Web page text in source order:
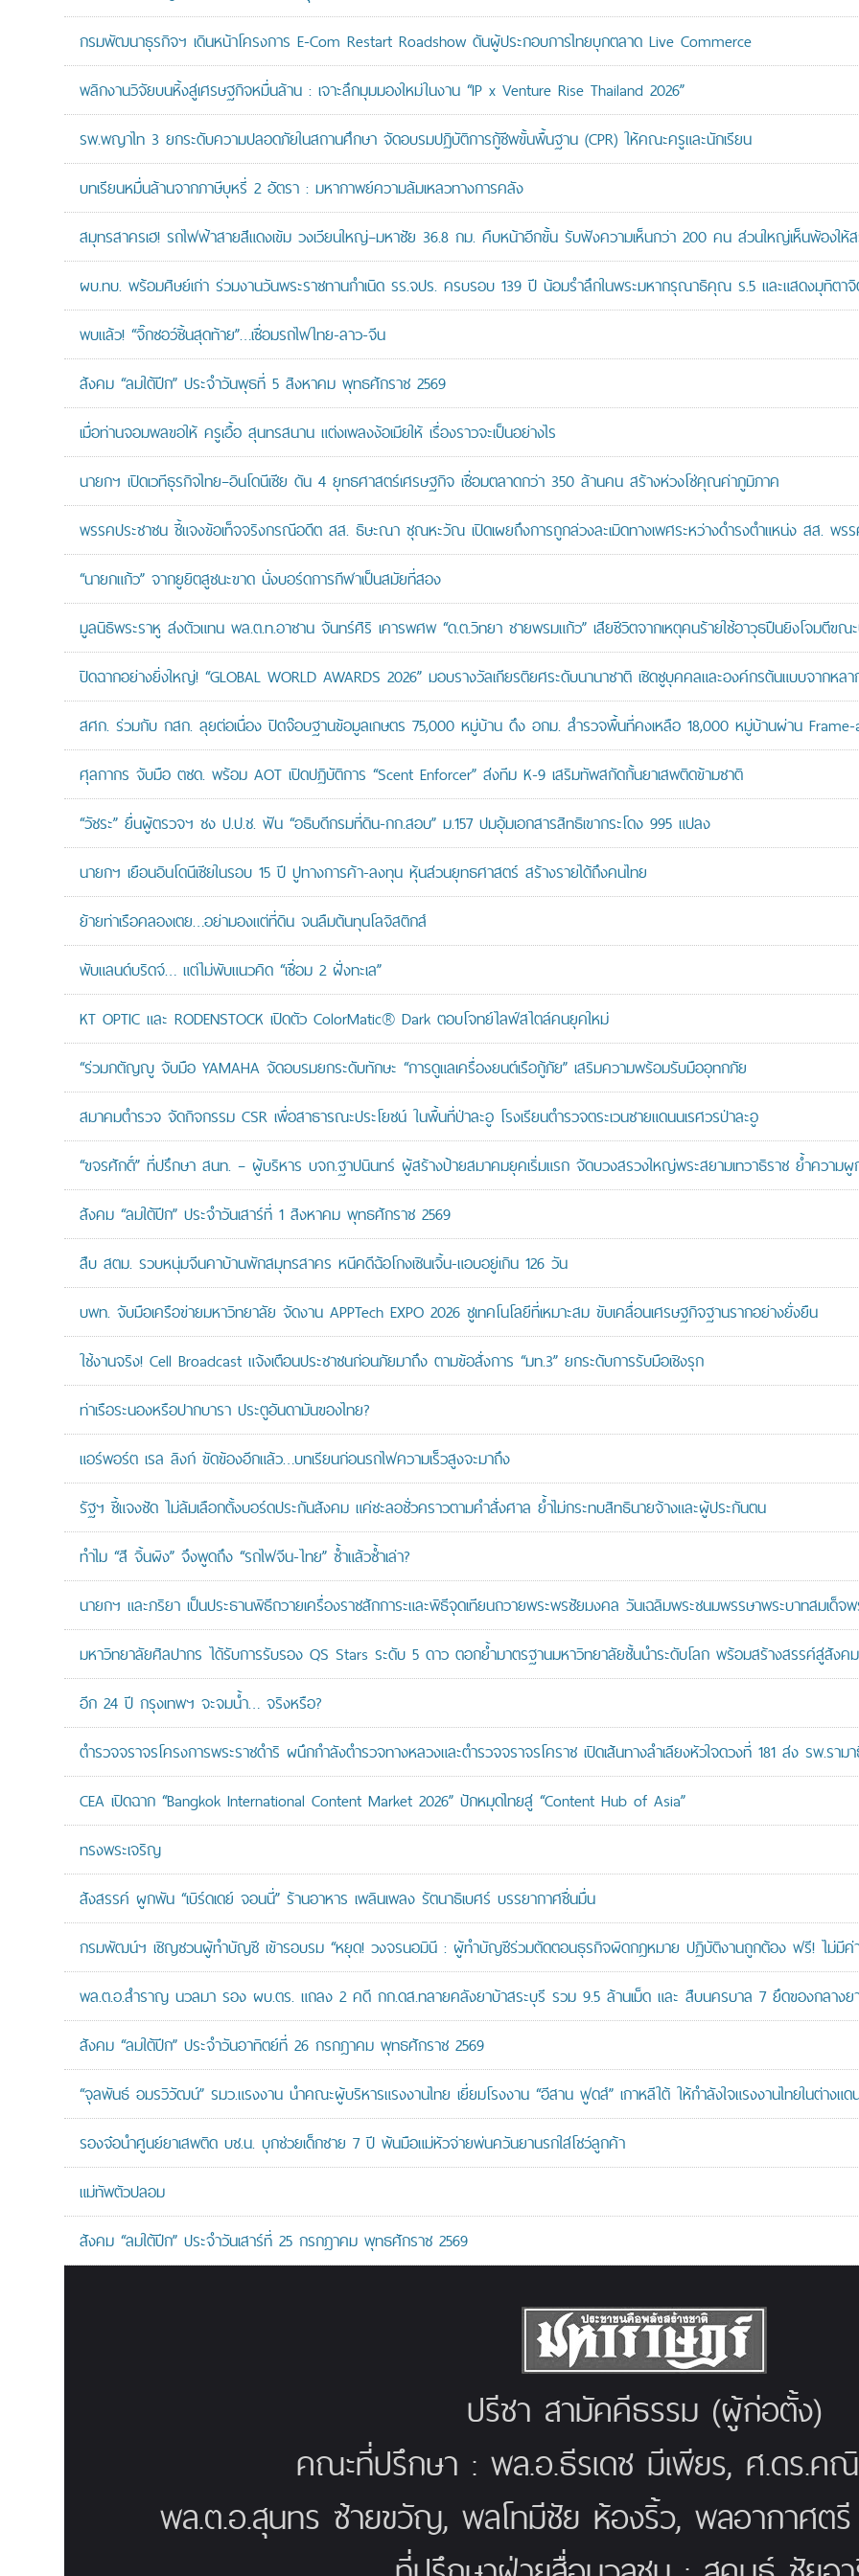
กรมพัฒนาธุรกิจฯ เดินหน้าโครงการ E-Com Restart Roadshow ดันผู้ประกอบการไทยบุกตลาด Live Commerce
พลิกงานวิจัยบนหิ้งสู่เศรษฐกิจหมื่นล้าน : เจาะลึกมุมมองใหม่ในงาน “IP x Venture Rise Thailand 2026”
รพ.พญาไท 3 ยกระดับความปลอดภัยในสถานศึกษา จัดอบรมปฏิบัติการกู้ชีพขั้นพื้นฐาน (CPR) ให้คณะครูและนักเรียน
บทเรียนหมื่นล้านจากภาษีบุหรี่ 2 อัตรา : มหากาพย์ความล้มเหลวทางการคลัง
สมุทรสาครเฮ! รถไฟฟ้าสายสีแดงเข้ม วงเวียนใหญ่–มหาชัย 36.8 กม. คืบหน้าอีกขั้น รับฟังความเห็นกว่า 200 คน ส่วนใหญ่เห็นพ้องให้
ผบ.ทบ. พร้อมศิษย์เก่า ร่วมงานวันพระราชทานกำเนิด รร.จปร. ครบรอบ 139 ปี น้อมรำลึกในพระมหากรุณาธิคุณ ร.5 และแสดงมุทิตา
พบแล้ว! “จิ๊กซอว์ชิ้นสุดท้าย”…เชื่อมรถไฟไทย-ลาว-จีน
สังคม “ลมใต้ปีก” ประจำวันพุธที่ 5 สิงหาคม พุทธศักราช 2569
เมื่อท่านจอมพลขอให้ ครูเอื้อ สุนทรสนาน แต่งเพลงง้อเมียให้ เรื่องราวจะเป็นอย่างไร
นายกฯ เปิดเวทีธุรกิจไทย–อินโดนีเซีย ดัน 4 ยุทธศาสตร์เศรษฐกิจ เชื่อมตลาดกว่า 350 ล้านคน สร้างห่วงโซ่คุณค่าภูมิภาค
พรรคประชาชน ชี้แจงข้อเท็จจริงกรณีอดีต สส. ธิษะณา ชุณหะวัณ เปิดเผยถึงการถูกล่วงละเมิดทางเพศระหว่างดำรงตำแหน่ง สส. พรร
“นายกแก้ว” จากยูยิตสูชนะขาด นั่งบอร์ดการกีฬาเป็นสมัยที่สอง
มูลนิธิพระราหู ส่งตัวแทน พล.ต.ท.อาชาน จันทร์ศิริ เคารพศพ “ด.ต.วิทยา ชายพรมแก้ว” เสียชีวิตจากเหตุคนร้ายใช้อาวุธปืนยิงโจมตีขณ
ปิดฉากอย่างยิ่งใหญ่! “GLOBAL WORLD AWARDS 2026” มอบรางวัลเกียรติยศระดับนานาชาติ เชิดชูบุคคลและองค์กรต้นแบบจากหล
สศก. ร่วมกับ กสก. ลุยต่อเนื่อง ปิดจ๊อบฐานข้อมูลเกษตร 75,000 หมู่บ้าน ดึง อกม. สำรวจพื้นที่คงเหลือ 18,000 หมู่บ้านผ่าน
ศุลกากร จับมือ ตชด. พร้อม AOT เปิดปฏิบัติการ “Scent Enforcer” ส่งทีม K-9 เสริมทัพสกัดกั้นยาเสพติดข้ามชาติ
“วัชระ” ยื่นผู้ตรวจฯ ชง ป.ป.ช. ฟัน “อธิบดีกรมที่ดิน-กก.สอบ” ม.157 ปมอุ้มเอกสารสิทธิเขากระโดง 995 แปลง
นายกฯ เยือนอินโดนีเซียในรอบ 15 ปี ปูทางการค้า-ลงทุน หุ้นส่วนยุทธศาสตร์ สร้างรายได้ถึงคนไทย
ย้ายท่าเรือคลองเตย…อย่ามองแต่ที่ดิน จนลืมต้นทุนโลจิสติกส์
พับแลนด์บริดจ์… แต่ไม่พับแนวคิด “เชื่อม 2 ฝั่งทะเล”
KT OPTIC และ RODENSTOCK เปิดตัว ColorMatic® Dark ตอบโจทย์ไลฟ์สไตล์คนยุคใหม่
“ร่วมกตัญญู จับมือ YAMAHA จัดอบรมยกระดับทักษะ “การดูแลเครื่องยนต์เรือกู้ภัย” เสริมความพร้อมรับมืออุทกภัย
สมาคมตำรวจ จัดกิจกรรม CSR เพื่อสาธารณะประโยชน์ ในพื้นที่ป่าละอู โรงเรียนตำรวจตระเวนชายแดนนเรศวรป่าละอู
“ขจรศักดิ์” ที่ปรึกษา สนท. – ผู้บริหาร บจก.ฐาปนินทร์ ผู้สร้างป้ายสมาคมยุคเริ่มแรก จัดบวงสรวงใหญ่พระสยามเทวาธิราช ย้ำความ
สังคม “ลมใต้ปีก” ประจำวันเสาร์ที่ 1 สิงหาคม พุทธศักราช 2569
สืบ สตม. รวบหนุ่มจีนคาบ้านพักสมุทรสาคร หนีคดีฉ้อโกงเซินเจิ้น-แอบอยู่เกิน 126 วัน
บพท. จับมือเครือข่ายมหาวิทยาลัย จัดงาน APPTech EXPO 2026 ชูเทคโนโลยีที่เหมาะสม ขับเคลื่อนเศรษฐกิจฐานรากอย่างยั่งยืน
ใช้งานจริง! Cell Broadcast แจ้งเตือนประชาชนก่อนภัยมาถึง ตามข้อสั่งการ “มท.3” ยกระดับการรับมือเชิงรุก
ท่าเรือระนองหรือปากบารา ประตูอันดามันของไทย?
แอร์พอร์ต เรล ลิงก์ ขัดข้องอีกแล้ว…บทเรียนก่อนรถไฟความเร็วสูงจะมาถึง
รัฐฯ ชี้แจงชัด ไม่ล้มเลือกตั้งบอร์ดประกันสังคม แค่ชะลอชั่วคราวตามคำสั่งศาล ย้ำไม่กระทบสิทธินายจ้างและผู้ประกันตน
ทำไม “สี จิ้นผิง” จึงพูดถึง “รถไฟจีน-ไทย” ซ้ำแล้วซ้ำเล่า?
นายกฯ และภริยา เป็นประธานพิธีถวายเครื่องราชสักการะและพิธีจุดเทียนถวายพระพรชัยมงคล วันเฉลิมพระชนมพรรษาพระบาทสมเด็จพ
มหาวิทยาลัยศิลปากร ได้รับการรับรอง QS Stars ระดับ 5 ดาว ตอกย้ำมาตรฐานมหาวิทยาลัยชั้นนำระดับโลก พร้อมสร้างสรรค์สู่สังค
อีก 24 ปี กรุงเทพฯ จะจมน้ำ… จริงหรือ?
ตำรวจจราจรโครงการพระราชดำริ ผนึกกำลังตำรวจทางหลวงและตำรวจจราจรโคราช เปิดเส้นทางลำเลียงหัวใจดวงที่ 181 ส่ง รพ.ราม
CEA เปิดฉาก “Bangkok International Content Market 2026” ปักหมุดไทยสู่ “Content Hub of Asia”
ทรงพระเจริญ
สังสรรค์ ผูกพัน “เบิร์ดเดย์ จอนนี่” ร้านอาหาร เพลินเพลง รัตนาธิเบศร์ บรรยากาศชื่นมื่น
กรมพัฒน์ฯ เชิญชวนผู้ทำบัญชี เข้ารอบรม “หยุด! วงจรนอมินี : ผู้ทำบัญชีร่วมตัดตอนธุรกิจผิดกฎหมาย ปฏิบัติงานถูกต้อง ฟรี! ไม่มีค่า
พล.ต.อ.สำราญ นวลมา รอง ผบ.ตร. แถลง 2 คดี กก.ดส.ทลายคลังยาบ้าสระบุรี รวม 9.5 ล้านเม็ด และ สืบนครบาล 7 ยึดของกลางย
สังคม “ลมใต้ปีก” ประจำวันอาทิตย์ที่ 26 กรกฎาคม พุทธศักราช 2569
“จุลพันธ์ อมรวิวัฒน์” รมว.แรงงาน นำคณะผู้บริหารแรงงานไทย เยี่ยมโรงงาน “อีสาน ฟูดส์” เกาหลีใต้ ให้กำลังใจแรงงานไทยในต่างแด
รองจ๋อนำศูนย์ยาเสพติด บช.น. บุกช่วยเด็กชาย 7 ปี พ้นมือแม่หัวจ่ายพ่นควันยานรกใส่โชว์ลูกค้า
แม่ทัพตัวปลอม
สังคม “ลมใต้ปีก” ประจำวันเสาร์ที่ 25 กรกฎาคม พุทธศักราช 2569
ปรีชา สามัคคีธรรม (ผู้ก่อตั้ง)
คณะที่ปรึกษา : พล.อ.ธีรเดช มีเพียร, ศ.ดร.
พล.ต.อ.สุนทร ซ้ายขวัญ, พลโทมีชัย ห้องริ้ว, พลอากาศ